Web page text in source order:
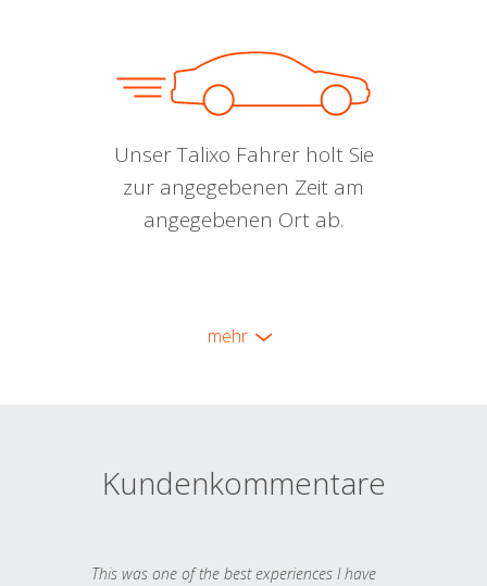
Unser Talixo Fahrer holt Sie
zur angegebenen Zeit am
angegebenen Ort ab.
mehr
Kundenkommentare
This was one of the best experiences I have